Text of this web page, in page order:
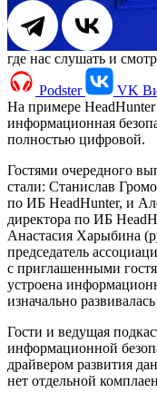
где нас слушать и
Podster VK
На примере HeadHunter
информационная
полностью цифровой.
Гостями очередного
стали: Станислав
по ИБ HeadHunter, и
директора по ИБ
Анастасия Харыбина
председатель
с приглашенными
устроена
изначально
Гости и ведущая
информационной
драйвером развития
нет отдельной